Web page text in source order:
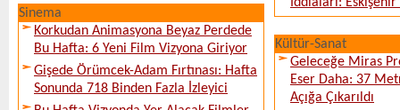
Sinema
Korkudan Animasyona Beyaz Perdede
Bu Hafta: 6 Yeni Film Vizyona Giriyor
Gişede Örümcek-Adam Fırtınası: Hafta
Sonunda 718 Binden Fazla İzleyici
Kültür-Sanat
Geleceğe Miras
Eser Daha: 37
Açığa Çıkarıldı